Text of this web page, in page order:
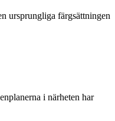
ursprungliga färgsättningen
i närheten har